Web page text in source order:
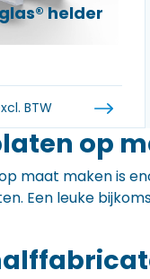
helder
BTW
op
maat maken is
Een leuke